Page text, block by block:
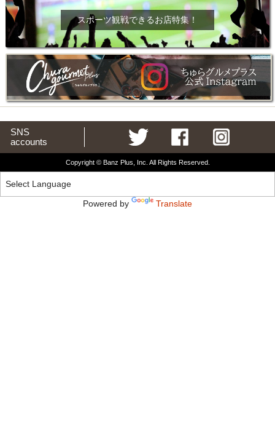
スポーツ観戦できるお店特集！
SNS
accounts
Copyright © Banz Plus, Inc. All Rights Reserved.
Powered by Translate